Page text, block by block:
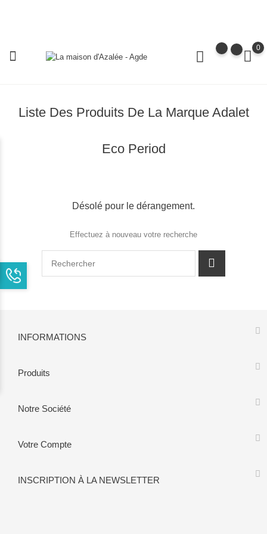
0
Liste Des Produits De La Marque Adalet
Eco Period
Désolé pour le dérangement.
Effectuez à nouveau votre recherche
INFORMATIONS
Produits
Notre Société
Votre Compte
INSCRIPTION À LA NEWSLETTER